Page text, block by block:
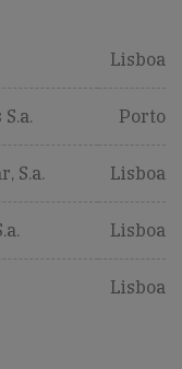
Lisboa
Porto
S.a. Lisboa
Lisboa
Lisboa